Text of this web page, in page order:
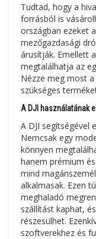
Tudtad, hogy a
forrásból is
országban ezeket
mezőgazdasági
árusítják. Emellett
megtalálhatja az
Nézze meg most
szükséges
A DJI használatának
A DJI segítségével
Nemcsak egy
könnyen
hanem prémium
mind
alkalmasak. Ezen
meghaladó
szállítást kaphat,
részesülhet.
szoftverekhez és